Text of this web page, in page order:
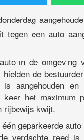
een auto
in de omgeving
de
aangehouden en
het maximum
rijbewijs kwijt.
geparkeerde
verdachte reed